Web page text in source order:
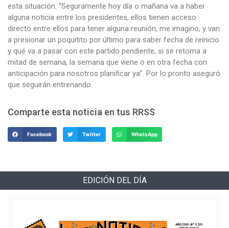
esta situación. “Seguramente hoy día o mañana va a haber
alguna noticia entre los presidentes, ellos tienen acceso
directo entre ellos para tener alguna reunión, me imagino, y van
a presionar un poquitito por último para saber fecha de reinicio
y qué va a pasar con este partido pendiente, si se retoma a
mitad de semana, la semana que viene o en otra fecha con
anticipación para nosotros planificar ya”. Por lo pronto aseguró
que seguirán entrenando.
Comparte esta noticia en tus RRSS
Facebook Twitter WhatsApp
EDICIÓN DEL DÍA